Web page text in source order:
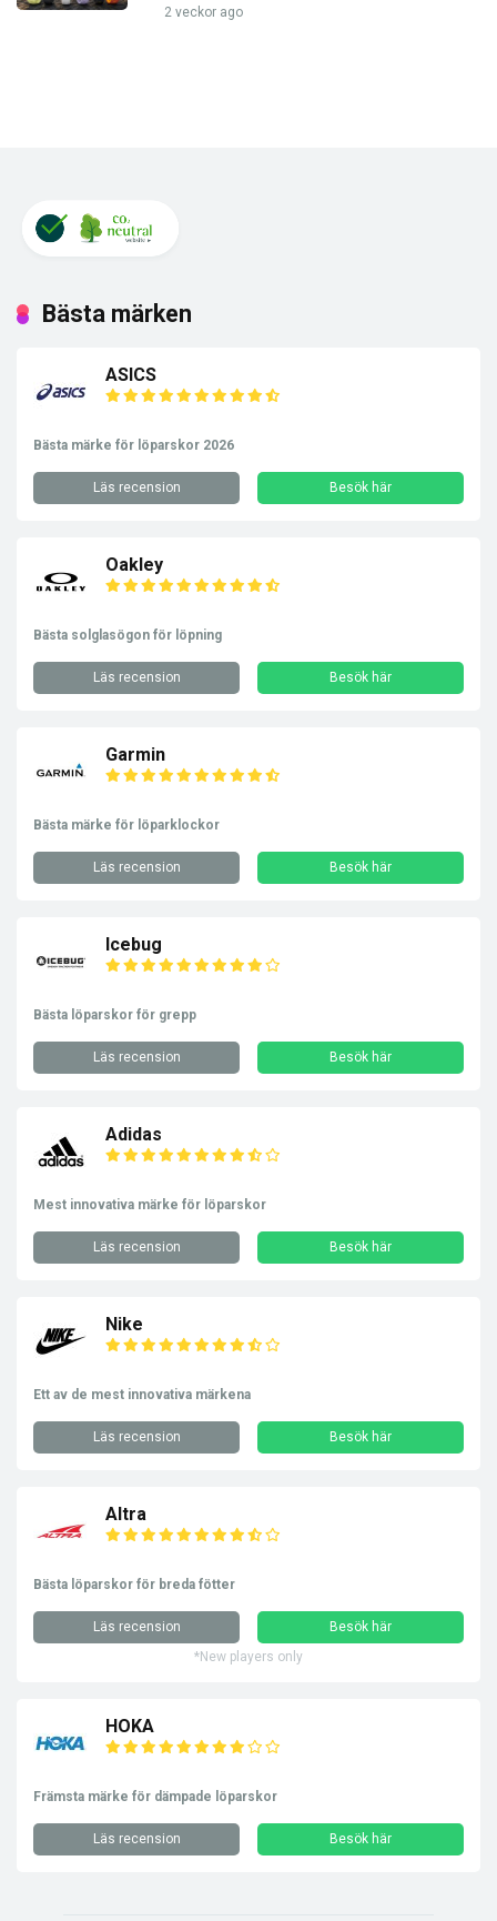
2 veckor ago
Bästa märken
ASICS
Bästa märke för löparskor 2026
Läs recension Besök här
Oakley
Bästa solglasögon för löpning
Läs recension Besök här
Garmin
Bästa märke för löparklockor
Läs recension Besök här
Icebug
Bästa löparskor för grepp
Läs recension Besök här
Adidas
Mest innovativa märke för löparskor
Läs recension Besök här
Nike
Ett av de mest innovativa märkena
Läs recension Besök här
Altra
Bästa löparskor för breda fötter
Läs recension
Besök här
*New players only
HOKA
Främsta märke för dämpade löparskor
Läs recension Besök här